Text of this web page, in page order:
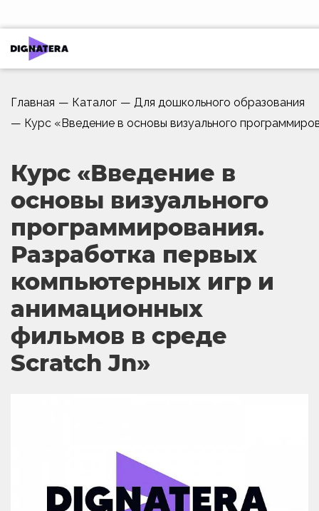
Главная — Каталог — Для дошкольного образования
— Курс «Введение в основы визуального
Курс «Введение в
основы визуального
программирования.
Разработка первых
компьютерных игр и
анимационных
фильмов в среде
Scratch Jn»